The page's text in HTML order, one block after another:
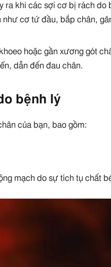
ra khi các sợi cơ bị rách do
cơ tứ đầu, bắp chân,
hoặc gần xương gót
dẫn đến đau chân.
bệnh lý
của bạn, bao gồm:
mạch do sự tích tụ chất